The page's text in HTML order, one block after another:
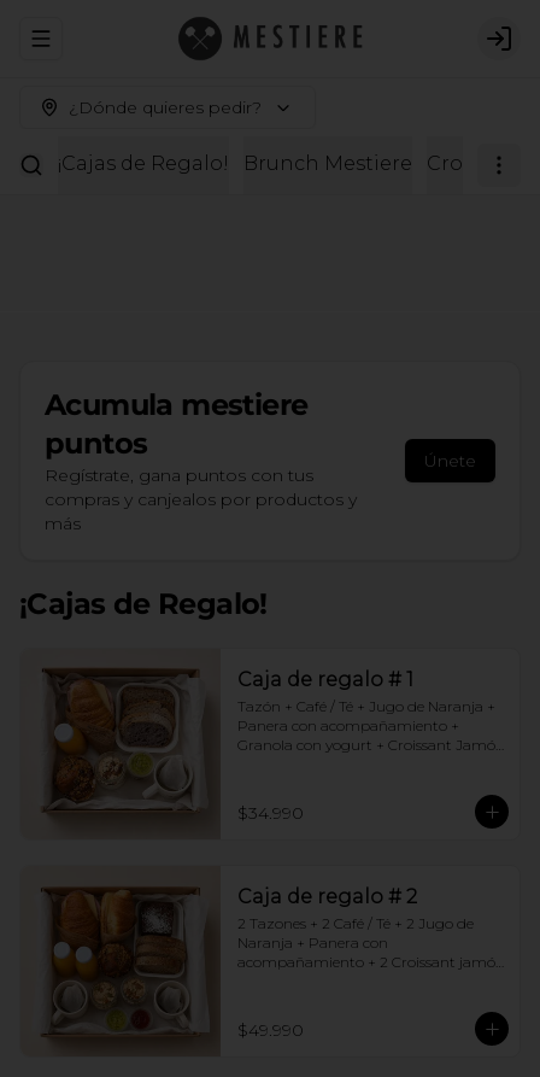
Abrir menu de navegación
¿Dónde quieres pedir?
¡Cajas de Regalo! Brunch Mestiere
Acumula mestiere
puntos
Regístrate, gana puntos con tus
compras y canjealos por productos y
más
Únete
¡Cajas de Regalo!
Caja de regalo # 1
Tazón + Café / Té + Jugo de Naranja +
Panera con acompañamiento +
Granola con yogurt + Croissant Jamón
$34.990
Caja de regalo # 2
2 Tazones + 2 Café / Té + 2 Jugo de
Naranja + Panera con
acompañamiento + 2 Croissant jamón
$49.990